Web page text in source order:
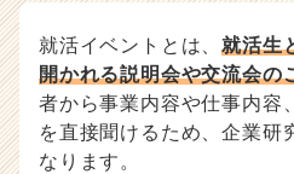
ア
（C
h
e
e
就活イベントとは、就活生
開かれる説明会や交流会の
者から事業内容や仕事内容
を直接聞けるため、企業研
なります。